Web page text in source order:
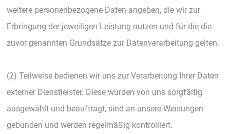
weitere personenbezogene Daten angeben, die wir zur
Erbringung der jeweiligen Leistung nutzen und für die die
zuvor genannten Grundsätze zur Datenverarbeitung gelten.
(2) Teilweise bedienen wir uns zur Verarbeitung Ihrer Daten
externer Dienstleister. Diese wurden von uns sorgfältig
ausgewählt und beauftragt, sind an unsere Weisungen
gebunden und werden regelmäßig kontrolliert.